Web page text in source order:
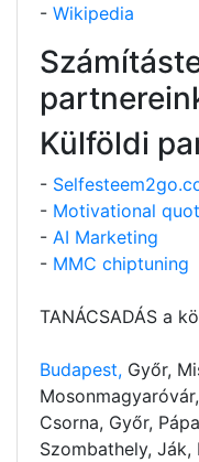
- Wikipedia
Külföldi
-
- Motivational
- AI Marketing
- MMC chiptuning
TANÁCSADÁS a
Budapest, Győr,
Csorna, Győr,
Szombathely,